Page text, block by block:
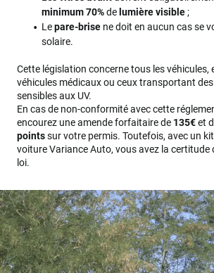
minimum 70%delumière visible;
Lepare-brisene doit en aucun cas se
solaire.
Cette législation concerne tous les véhicules,
véhicules médicaux ou ceux transportant
sensibles aux UV.
En cas de non-conformité avec cette
encourez une amende forfaitaire de 135€et
pointssur votre permis. Toutefois, avec un
voiture Variance Auto, vous avez la certitude
loi.